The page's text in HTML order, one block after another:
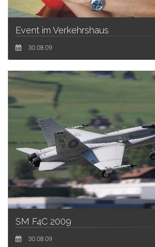
Event im Verkehrshaus
30.08.09
SM F4C 2009
30.08.09